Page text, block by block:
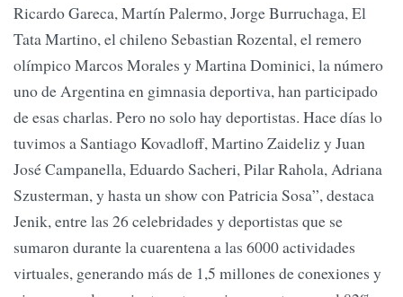
Ricardo Gareca, Martín Palermo, Jorge Burruchaga, El
Tata Martino, el chileno Sebastian Rozental, el remero
olímpico Marcos Morales y Martina Dominici, la número
uno de Argentina en gimnasia deportiva, han participado
de esas charlas. Pero no solo hay deportistas. Hace días lo
tuvimos a Santiago Kovadloff, Martino Zaideliz y Juan
José Campanella, Eduardo Sacheri, Pilar Rahola, Adriana
Szusterman, y hasta un show con Patricia Sosa”, destaca
Jenik, entre las 26 celebridades y deportistas que se
sumaron durante la cuarentena a las 6000 actividades
virtuales, generando más de 1,5 millones de conexiones y